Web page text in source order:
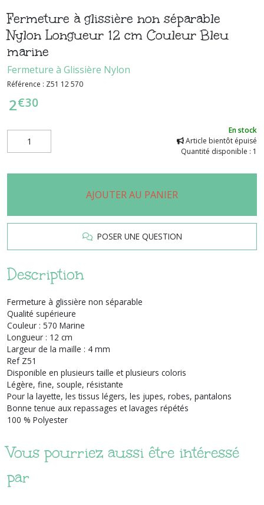
Fermeture à glissière non séparable
Nylon Longueur 12 cm Couleur Bleu
marine
Fermeture à Glissière Nylon
Référence : Z51 12 570
2€30
En stock
Article bientôt épuisé
Quantité disponible : 1
AJOUTER AU PANIER
POSER UNE QUESTION
Description
Fermeture à glissière non séparable
Qualité supérieure
Couleur : 570 Marine
Longueur : 12 cm
Largeur de la maille : 4 mm
Ref Z51
Disponible en plusieurs taille et plusieurs coloris
Légère, fine, souple, résistante
Pour la layette, les tissus légers, les jupes, robes, pantalons
Bonne tenue aux repassages et lavages répétés
100 % Polyester
Vous pourriez aussi être intéressé
par